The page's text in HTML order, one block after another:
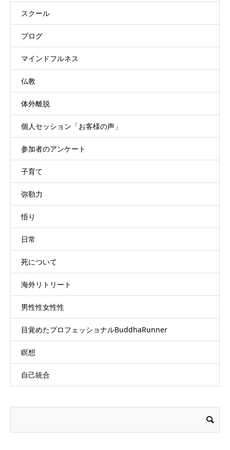
スクール
ブログ
マインドフルネス
仏教
体外離脱
個人セッション「お客様の声」
参加者のアンケート
子育て
弥勒力
悟り
日常
死について
海外リトリート
男性性女性性
目覚めたプロフェッショナルBuddhaRunner
瞑想
自己統合